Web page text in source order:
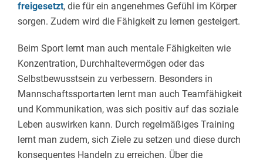
freigesetzt, die für ein angenehmes Gefühl im Körper
sorgen. Zudem wird die Fähigkeit zu lernen gesteigert.
Beim Sport lernt man auch mentale Fähigkeiten wie
Konzentration, Durchhaltevermögen oder das
Selbstbewusstsein zu verbessern. Besonders in
Mannschaftssportarten lernt man auch Teamfähigkeit
und Kommunikation, was sich positiv auf das soziale
Leben auswirken kann. Durch regelmäßiges Training
lernt man zudem, sich Ziele zu setzen und diese durch
konsequentes Handeln zu erreichen. Über die